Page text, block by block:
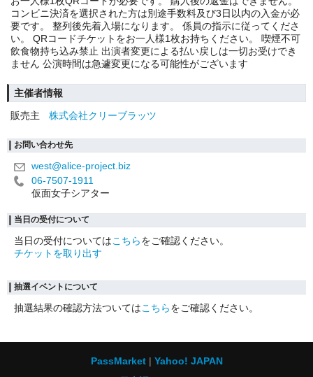
コンビニ決済を選択された方は別途手数料及び3日以内の入金が必
要です。 整列後先着入場になります。 係員の指示に従ってくださ
い。 QRコードチケットをお一人様1枚お持ちください。 喫煙不可
飲食物持ち込み禁止 出演者変更による払い戻しは一切お受けでき
ません 公演時間は急遽変更になる可能性がございます
主催者情報
販売主
株式会社クリーブラッツ
お問い合わせ先
west@alice-project.biz
06-7507-1911
仮面女子シアター
当日の受付について
当日の受付についてはこちらをご確認ください。
チケットを取り出す
抽選イベントについて
抽選結果の確認方法ついてはこちらをご確認ください。
PassMarket
Yahoo! JAPAN